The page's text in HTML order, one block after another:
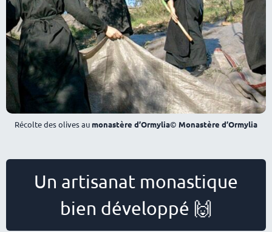
Récolte des olives au monastère d’Ormylia© Monastère d’Ormylia
Un artisanat monastique
bien développé 🙌